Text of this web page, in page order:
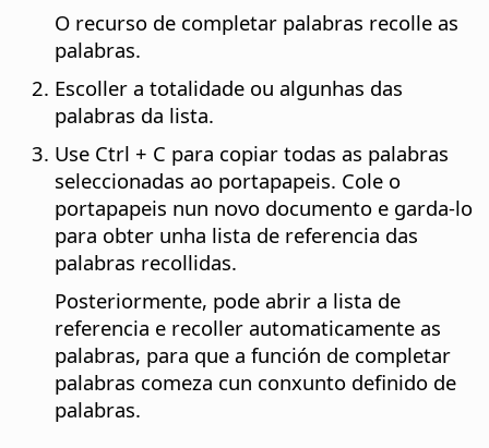
O recurso de completar palabras recolle as
palabras.
Escoller a totalidade ou algunhas das
palabras da lista.
Use Ctrl + C para copiar todas as palabras
seleccionadas ao portapapeis. Cole o
portapapeis nun novo documento e garda-lo
para obter unha lista de referencia das
palabras recollidas.
Posteriormente, pode abrir a lista de
referencia e recoller automaticamente as
palabras, para que a función de completar
palabras comeza cun conxunto definido de
palabras.